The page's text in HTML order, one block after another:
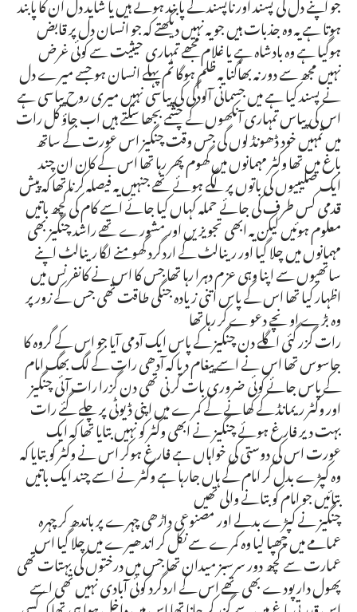
ہوتا ہے یہ وہ جذبات ہیں جو یہ نہیں دیکھتے کہ جو انسان دل پر قابض
ہوگیا ہے وہ بادشاہ ہے یا غلام مجھے تمہاری حیثیت سے کوئی غرض
نہیں مجھ سے دور نہ بھاگنا یہ ظلم ہوگا تم پہلے انسان ہو جسے میرے دل
نے پسند کیا ہے میں جسمانی آلودگی کی پیاسی نہیں میری روح پیاسی ہے
اس کی پیاس تمہاری آنکھوں کے چشمے بجھا سکتے ہیں اب جاؤ کل رات
میں تمہیں خود ڈھونڈ لوں گی جس وقت چنگیز اس عورت کے ساتھ
باغ میں تھا وکٹر مہمانوں میں گھوم پھر رہا تھا اس کے کان ان چند
ایک صلیبیوں کی باتوں پر لگے ہوئے تھے جنہیں یہ فیصلہ کرنا تھا کہ پیش
قدمی کس طرف کی جائے حملہ کہاں کیا جائے اسے کام کی کچھ باتیں
معلوم ہوئیں لیکن یہ ابھی تجویزیں اور مشورے تھے راشد چنگیز بھی
مہمانوں میں چلا گیا اور رینالٹ کے اردگرد گھومنے لگا رینالٹ اپنے
ساتھیوں سے اپنا وہی عزم دہرا رہا تھا جس کا اس نے کانفرنس میں
اظہار کیا تھا اس کے پاس اتنی زیادہ جنگی طاقت تھی جس کے زور پر
وہ بڑے اونچے دعوے کر رہا تھا
رات گزر گئی اگلے دن چنگیز کے پاس ایک آدمی آیا جو اس کے گروہ کا
جاسوس تھا اس نے اسے پیغام دیا کہ آدھی رات کے لگ بھگ امام
کے پاس جائے کوئی ضروری بات کرنی تھی دن گزرا رات آئی چنگیز
اور وکٹر ریمانڈ کے کھانے کے کمرے میں اپنی ڈیوٹی پر چلے گئے رات
بہت دیر فارغ ہوئے چنگیز نے ابھی وکٹر کو نہیں بتایا تھا کہ ایک
عورت اس کی دوستی کی خواہاں ہے فارغ ہوکر اس نے وکٹر کو بتایا کہ
وہ کپڑے بدل کر امام کے ہاں جارہا ہے وکٹر نے اسے چند ایک باتیں
بتائیں جو امام کو بتانے والی تھیں
چنگیز نے کپڑے بدلے اور مصنوعی داڑھی چہرے پر باندھ کر چہرہ
عمامے میں چھپا لیا وہ کمرے سے نکل کر اندھیرے میں چلا گیا اس
عمارت سے کچھ دور سرسبز میدان تھا جس میں درختوں کی بہتات تھی
پھول دار پودے بھی تھے اس کے اردگرد کوئی آبادی نہیں تھی اسے